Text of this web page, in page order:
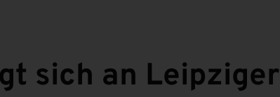
sich an Leipziger